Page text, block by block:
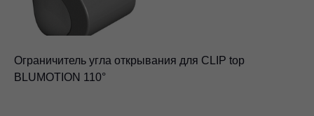
Ограничитель угла открывания для CLIP top
BLUMOTION 110°